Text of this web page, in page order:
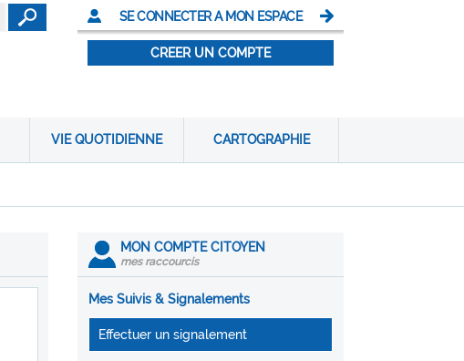
SE CONNECTER A MON ESPACE
CREER UN COMPTE
VIE QUOTIDIENNE CARTOGRAPHIE
MON COMPTE CITOYEN
mes raccourcis
Mes Suivis & Signalements
Effectuer un signalement